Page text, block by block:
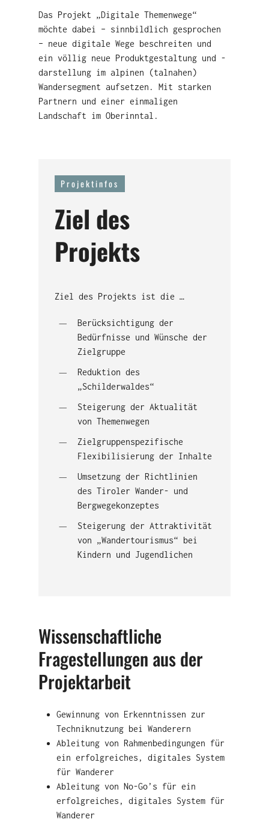
Das Projekt „Digitale Themenwege“
möchte dabei – sinnbildlich gesprochen
– neue digitale Wege beschreiten und
ein völlig neue Produktgestaltung und -
darstellung im alpinen (talnahen)
Wandersegment aufsetzen. Mit starken
Partnern und einer einmaligen
Landschaft im Oberinntal.
Projektinfos
Ziel des
Projekts
Ziel des Projekts ist die …
Berücksichtigung der
Bedürfnisse und Wünsche der
Zielgruppe
Reduktion des
„Schilderwaldes“
Steigerung der Aktualität
von Themenwegen
Zielgruppenspezifische
Flexibilisierung der Inhalte
Umsetzung der Richtlinien
des Tiroler Wander- und
Bergwegekonzeptes
Steigerung der Attraktivität
von „Wandertourismus“ bei
Kindern und Jugendlichen
Wissenschaftliche
Fragestellungen aus der
Projektarbeit
Gewinnung von Erkenntnissen zur
Techniknutzung bei Wanderern
Ableitung von Rahmenbedingungen für
ein erfolgreiches, digitales System
für Wanderer
Ableitung von No-Go’s für ein
erfolgreiches, digitales System für
Wanderer